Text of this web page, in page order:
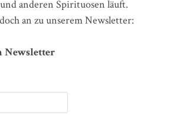
anderen Spirituosen läuft.
an zu unserem Newsletter:
Newsletter